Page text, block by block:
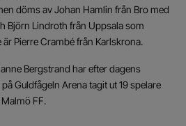
döms av Johan Hamlin från Bro med
Björn Lindroth från Uppsala som
Pierre Crambé från Karlskrona.
Bergstrand har efter dagens
Guldfågeln Arena tagit ut 19 spelare
FF.